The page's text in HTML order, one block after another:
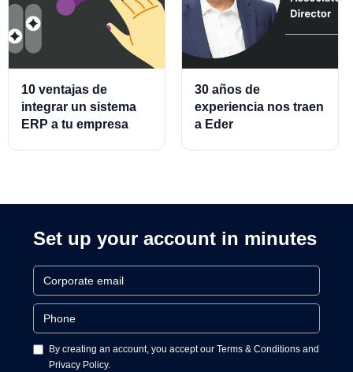
10 ventajas de
integrar un sistema
ERP a tu empresa
30 años de
experiencia nos traen
a Eder
Set up your account in minutes
By creating an account, you accept our Terms & Conditions and
Privacy Policy.